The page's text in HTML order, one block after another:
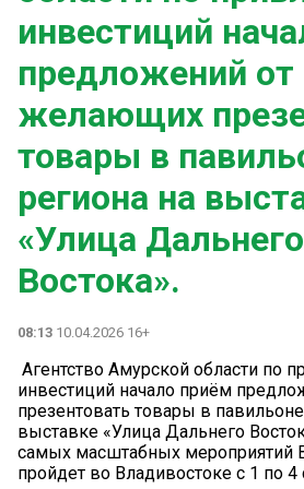
инвестиций
предложений от
желающих
товары в
региона на
«Улица Дальнего
Востока».
08:13 10.04.2026 16+
Агентство Амурской области по
инвестиций начало приём
презентовать товары в
выставке «Улица Дальнего
самых масштабных мероприятий
пройдет во Владивостоке с 1 по 4